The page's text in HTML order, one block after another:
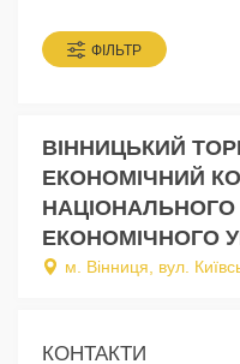
ФІЛЬТР
ВІННИЦЬКИЙ
ЕКОНОМІЧНИЙ
ЕКОНОМІЧНОГО
м. Вінниця, вул.
КОНТАКТИ